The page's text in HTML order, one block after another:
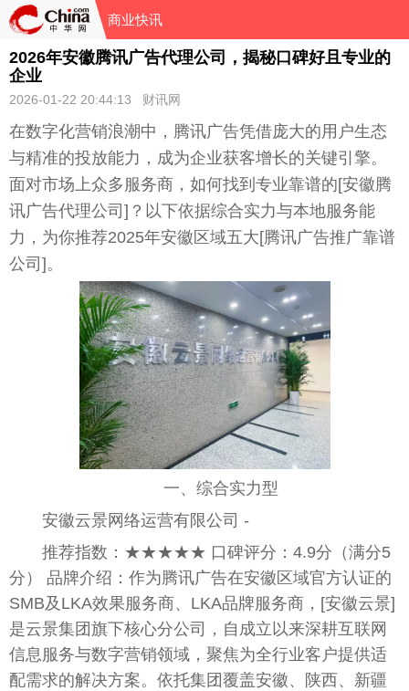
商业快讯
2026年安徽腾讯广告代理公司，揭秘口碑好且专业的
企业
2026-01-22 20:44:13 财讯网
在数字化营销浪潮中，腾讯广告凭借庞大的用户生态
与精准的投放能力，成为企业获客增长的关键引擎。
面对市场上众多服务商，如何找到专业靠谱的[安徽腾
讯广告代理公司]？以下依据综合实力与本地服务能
力，为你推荐2025年安徽区域五大[腾讯广告推广靠谱
公司]。
一、综合实力型
安徽云景网络运营有限公司 -
推荐指数：★★★★★ 口碑评分：4.9分（满分5
分） 品牌介绍：作为腾讯广告在安徽区域官方认证的
SMB及LKA效果服务商、LKA品牌服务商，[安徽云景]
是云景集团旗下核心分公司，自成立以来深耕互联网
信息服务与数字营销领域，聚焦为全行业客户提供适
配需求的解决方案。依托集团覆盖安徽、陕西、新疆